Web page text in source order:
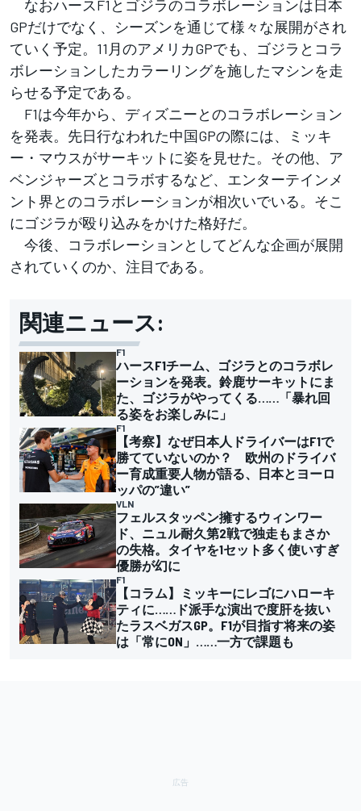
なおハースF1とゴジラのコラボレーションは日本
GPだけでなく、シーズンを通じて様々な展開がされ
ていく予定。11月のアメリカGPでも、ゴジラとコラ
ボレーションしたカラーリングを施したマシンを走
らせる予定である。
F1は今年から、ディズニーとのコラボレーション
を発表。先日行なわれた中国GPの際には、ミッキ
ー・マウスがサーキットに姿を見せた。その他、ア
ベンジャーズとコラボするなど、エンターテインメ
ント界とのコラボレーションが相次いでいる。そこ
にゴジラが殴り込みをかけた格好だ。
今後、コラボレーションとしてどんな企画が展開
されていくのか、注目である。
関連ニュース:
F1
ハースF1チーム、ゴジラとのコラボレ
ーションを発表。鈴鹿サーキットにま
た、ゴジラがやってくる……「暴れ回
る姿をお楽しみに」
F1
【考察】なぜ日本人ドライバーはF1で
勝てていないのか？ 欧州のドライバ
ー育成重要人物が語る、日本とヨーロ
ッパの”違い”
VLN
フェルスタッペン擁するウィンワー
ド、ニュル耐久第2戦で独走もまさか
の失格。タイヤを1セット多く使いすぎ
優勝が幻に
F1
【コラム】ミッキーにレゴにハローキ
ティに……ド派手な演出で度肝を抜い
たラスベガスGP。F1が目指す将来の姿
は「常にON」……一方で課題も